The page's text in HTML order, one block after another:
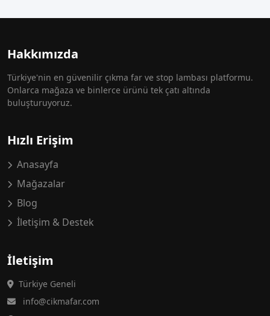
Hakkımızda
Türkiye'nin en güvenilir çıkma far ve stop lambası platformu.
Onlarca mağaza ve binlerce ürünü tek çatı altında
buluşturuyoruz.
Hızlı Erişim
Anasayfa
Mağazalar
Blog
İletişim & Destek
İletişim
Türkiye Geneli
info@cikmafar.com